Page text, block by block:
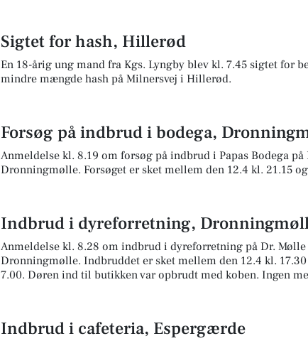
Sigtet for hash, Hillerød
En 18-årig ung mand fra Kgs. Lyngby blev kl. 7.45 sigtet for
mindre mængde hash på Milnersvej i Hillerød.
Forsøg på indbrud i bodega,
Anmeldelse kl. 8.19 om forsøg på indbrud i Papas Bodega på
Dronningmølle. Forsøget er sket mellem den 12.4 kl. 21.15
Indbrud i dyreforretning,
Anmeldelse kl. 8.28 om indbrud i dyreforretning på Dr. Mølle
Dronningmølle. Indbruddet er sket mellem den 12.4 kl.
7.00. Døren ind til butikken var opbrudt med koben. Ingen
Indbrud i cafeteria, Espergærde